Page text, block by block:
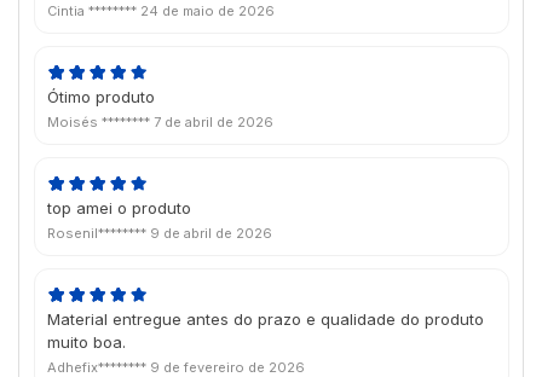
Cintia ******** 24 de maio de 2026
Ótimo produto
Moisés ******** 7 de abril de 2026
top amei o produto
Rosenil******** 9 de abril de 2026
Material entregue antes do prazo e qualidade do produto
muito boa.
Adhefix******** 9 de fevereiro de 2026